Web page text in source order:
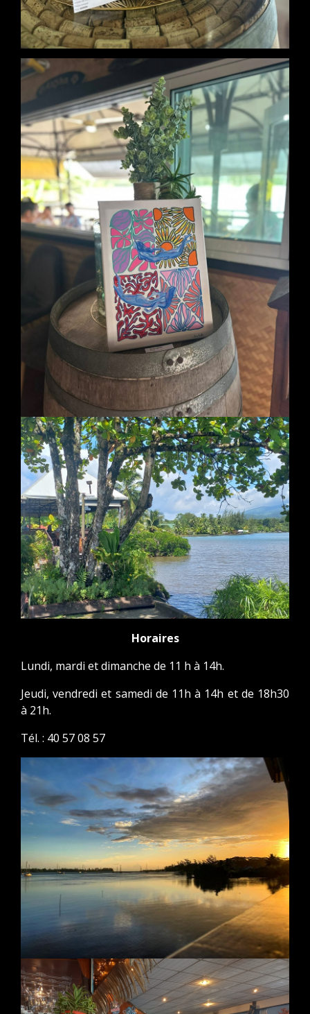
Horaires
Lundi, mardi et dimanche de 11 h à 14h.
Jeudi, vendredi et samedi de 11h à 14h et de 18h30
à 21h.
Tél. : 40 57 08 57